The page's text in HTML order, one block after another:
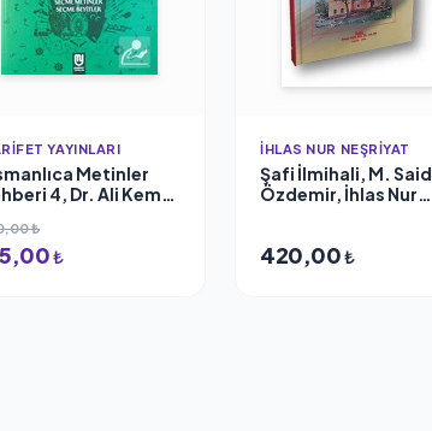
YAYINLARI
Metinler
4, Dr. Ali Kemal
₺
₺
İHLAS NUR NEŞRIYAT
Şafi İlmihali, M. Said
Özdemir, İhlas Nur
420,00₺